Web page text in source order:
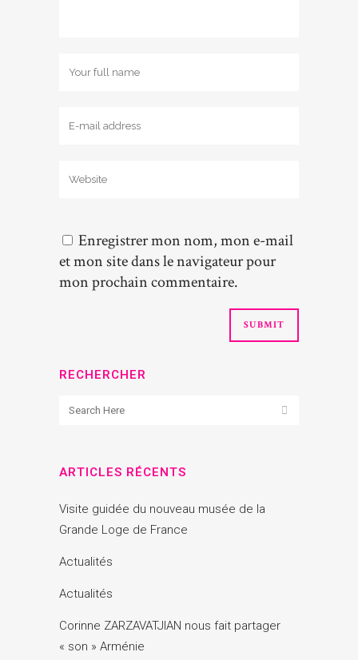
Enregistrer mon nom, mon e-mail
et mon site dans le navigateur pour
mon prochain commentaire.
RECHERCHER
ARTICLES RÉCENTS
Visite guidée du nouveau musée de la
Grande Loge de France
Actualités
Actualités
Corinne ZARZAVATJIAN nous fait partager
« son » Arménie